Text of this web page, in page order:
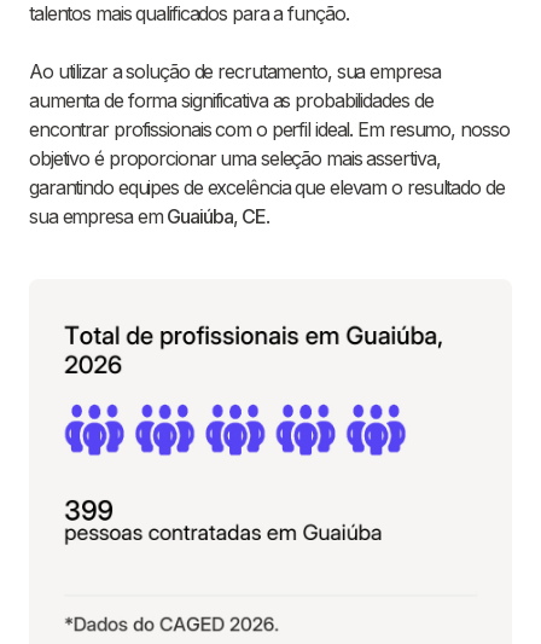
talentos mais qualificados para a função.
Ao utilizar a solução de recrutamento, sua empresa
aumenta de forma significativa as probabilidades de
encontrar profissionais com o perfil ideal. Em resumo, nosso
objetivo é proporcionar uma seleção mais assertiva,
garantindo equipes de excelência que elevam o resultado de
sua empresa em Guaiúba, CE.